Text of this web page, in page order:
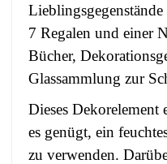
7 Regalen und einer
Bücher,
Glassammlung zur
Dieses
es genügt, ein
zu verwenden.